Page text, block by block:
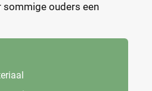
ouders een